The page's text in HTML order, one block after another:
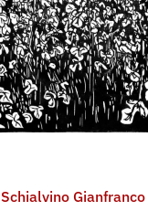
Schialvino ​Gianfranco